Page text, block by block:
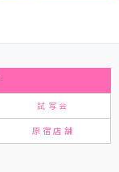
試写会
原宿店舗